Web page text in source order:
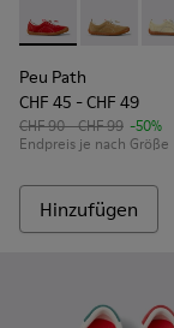
Peu Path -Peu Path
Peu Path
CHF 45 - CHF 49
CHF 90 - CHF 99 -50%
Endpreis je nach Größe
Hinzufügen